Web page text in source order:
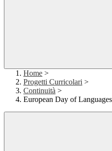
Home >
Progetti Curricolari >
Continuità >
European Day of Languages